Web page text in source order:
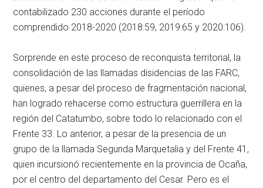
contabilizado 230 acciones durante el período
comprendido 2018-2020 (2018:59, 2019:65 y 2020:106).
Sorprende en este proceso de reconquista territorial, la
consolidación de las llamadas disidencias de las FARC,
quienes, a pesar del proceso de fragmentación nacional,
han logrado rehacerse como estructura guerrillera en la
región del Catatumbo, sobre todo lo relacionado con el
Frente 33. Lo anterior, a pesar de la presencia de un
grupo de la llamada Segunda Marquetalia y del Frente 41,
quien incursionó recientemente en la provincia de Ocaña,
por el centro del departamento del Cesar. Pero es el